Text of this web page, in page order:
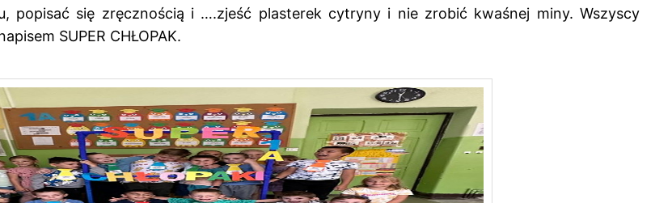
popisać się zręcznością i ….zjeść plasterek cytryny i nie zrobić kwaśnej miny. Wszyscy
SUPER CHŁOPAK.